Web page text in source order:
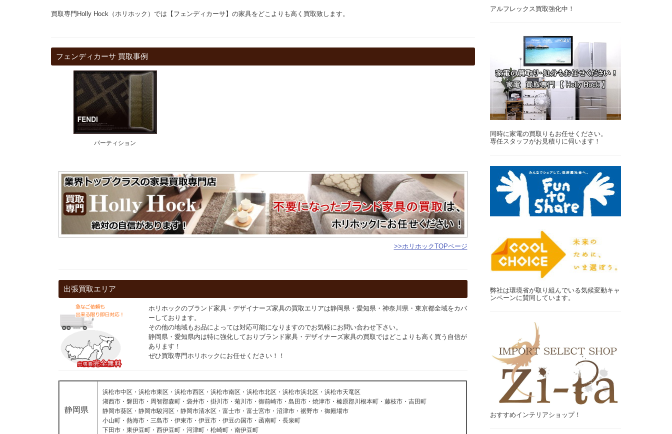
買取専門Holly Hock（ホリホック）では【フェンディカーサ】の家具をどこよりも高く買取致します。
フェンディカーサ 買取事例
パーティション
>>ホリホックTOPページ
出張買取エリア
ホリホックのブランド家具・デザイナーズ家具の買取エリアは静岡県・愛知県・神奈川県・東京都全域をカバ
ーしております。
その他の地域もお品によっては対応可能になりますのでお気軽にお問い合わせ下さい。
静岡県・愛知県内は特に強化しておりブランド家具・デザイナーズ家具の買取ではどこよりも高く買う自信が
あります！
ぜひ買取専門ホリホックにお任せください！！
静岡県
浜松市中区・浜松市東区・浜松市西区・浜松市南区・浜松市北区・浜松市浜北区・浜松市天竜区
湖西市・磐田市・周智郡森町・袋井市・掛川市・菊川市・御前崎市・島田市・焼津市・榛原郡川根本町・藤枝市・吉田町
静岡市葵区・静岡市駿河区・静岡市清水区・富士市・富士宮市・沼津市・裾野市・御殿場市
小山町・熱海市・三島市・伊東市・伊豆市・伊豆の国市・函南町・長泉町
下田市・東伊豆町・西伊豆町・河津町・松崎町・南伊豆町
アルフレックス買取強化中！
同時に家電の買取りもお任せください。
専任スタッフがお見積りに伺います！
弊社は環境省が取り組んでいる気候変動キャ
ンペーンに賛同しています。
おすすめインテリアショップ！